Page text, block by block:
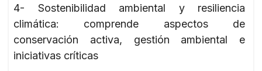
4- Sostenibilidad ambiental y resiliencia
climática: comprende aspectos de
conservación activa, gestión ambiental e
iniciativas críticas